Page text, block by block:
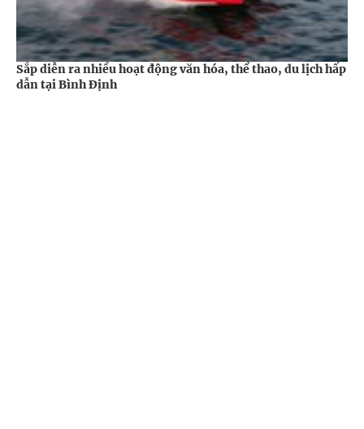
Sắp diễn ra nhiều hoạt động văn hóa, thể thao, du lịch hấp
dẫn tại Bình Định